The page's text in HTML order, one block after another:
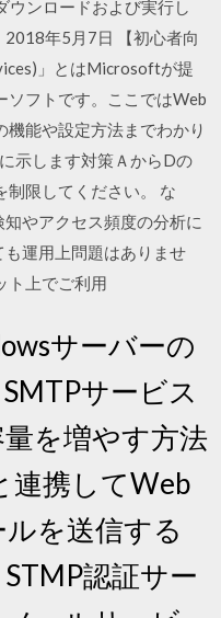
ンロードおよび実行し
2018年5月7日 【初心者向
」とはMicrosoftが提
フトです。ここではWeb
能や設定方法までわかり
示します対策ＡからDの
制限してください。 な
やアクセス頻度の分析に
運用上問題はありませ
ト上でご利用
サーバーの
サービス
を増やす方法
連携してWeb
を送信する
認証サー